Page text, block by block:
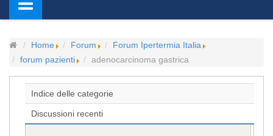
Home Forum
Forum Ipertermia Italia
forum pazienti
adenocarcinoma gastrica
Indice delle categorie
Discussioni recenti